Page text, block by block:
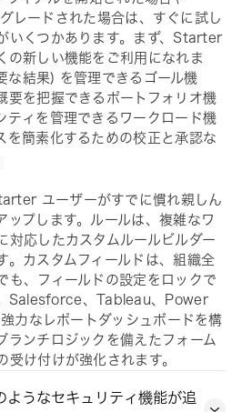
レードされた場合は、すぐに試し
いくつかあります。まず、Starter
の新しい機能をご利用になれま
な結果) を管理できるゴール機
要を把握できるポートフォリオ機
ティを管理できるワークロード機
を簡素化するための校正と承認な
ユーザーがすでに慣れ親しん
ップします。ルールは、複雑なワ
対応したカスタムルールビルダー
。カスタムフィールドは、組織全
も、フィールドの設定をロックで
Salesforce、Tableau、Power
力なレポートダッシュボードを構
ランチロジックを備えたフォーム
受け付けが強化されます。
うなセキュリティ機能が追